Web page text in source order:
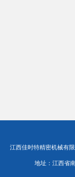
江西佳时特精密机械有
地址：江西省